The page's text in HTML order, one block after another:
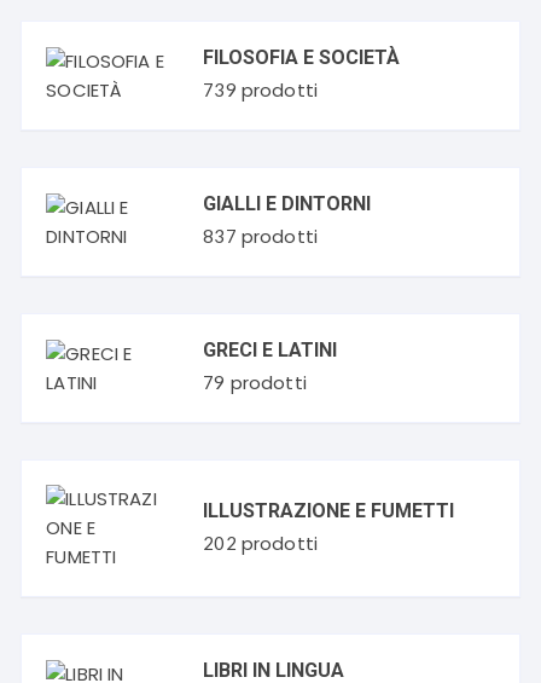
FILOSOFIA E SOCIETÀ
739 prodotti
GIALLI E DINTORNI
837 prodotti
GRECI E LATINI
79 prodotti
ILLUSTRAZIONE E FUMETTI
202 prodotti
LIBRI IN LINGUA